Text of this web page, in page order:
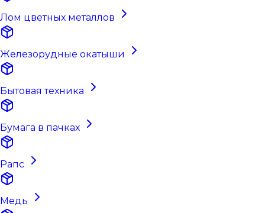
Лом цветных металлов
Железорудные окатыши
Бытовая техника
Бумага в пачках
Рапс
Медь